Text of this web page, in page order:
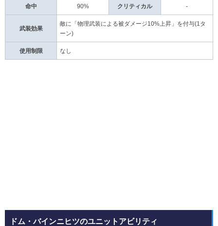
命中 90% クリティカル -
武装効果
敵に「物理武装による被ダメージ10%上昇」を付与(1タ
ーン)
使用制限 なし
ドム・バインニヒツのユニットアビリティ